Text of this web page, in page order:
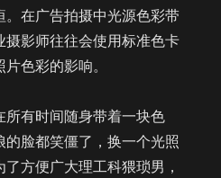
在广告拍摄中光源色彩带
影师往往会使用标准色卡
色彩的影响。
有时间随身带着一块色
脸都笑僵了，换一个光照
方便广大理工科猥琐男，